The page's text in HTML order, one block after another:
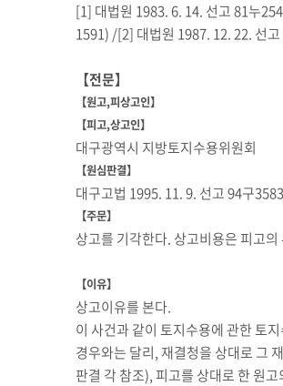
[1] 대법원 1983. 6. 14. 선고 81누
1591) /[2] 대법원 1987. 12. 22. 선
【전문】
【원고,피상고인】
【피고,상고인】
대구광역시 지방토지수용위원회
【원심판결】
대구고법 1995. 11. 9. 선고 94구
【주문】
상고를 기각한다. 상고비용은 피고의
【이유】
상고이유를 본다.
이 사건과 같이 토지수용에 관한 토
경우와는 달리, 재결청을 상대로 그
판결 각 참조), 피고를 상대로 한 원